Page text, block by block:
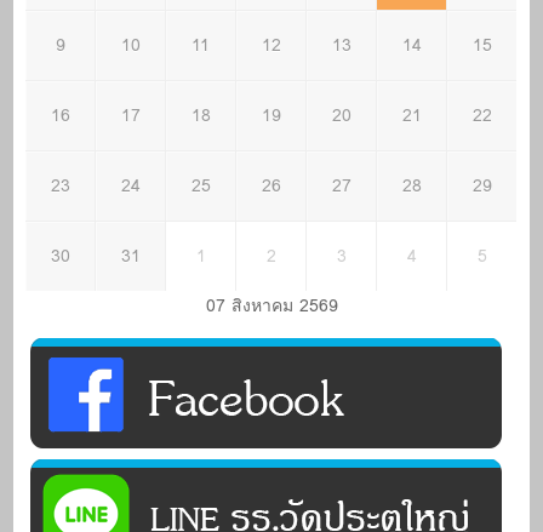
9 10 11 12 13 14 15
16 17 18 19 20 21 22
23 24 25 26 27 28 29
30 31 1 2 3 4
5
07 สิงหาคม 2569